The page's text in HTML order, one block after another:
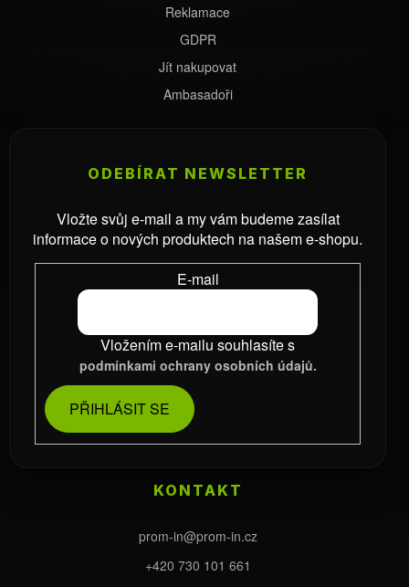
Reklamace
GDPR
Jít nakupovat
Ambasadoři
ODEBÍRAT NEWSLETTER
Vložte svůj e-mail a my vám budeme zasílat
informace o nových produktech na našem e-shopu.
E-mail
Vložením e-mailu souhlasíte s
podmínkami ochrany osobních údajů.
PŘIHLÁSIT SE
KONTAKT
prom-in@prom-in.cz
+420 730 101 661